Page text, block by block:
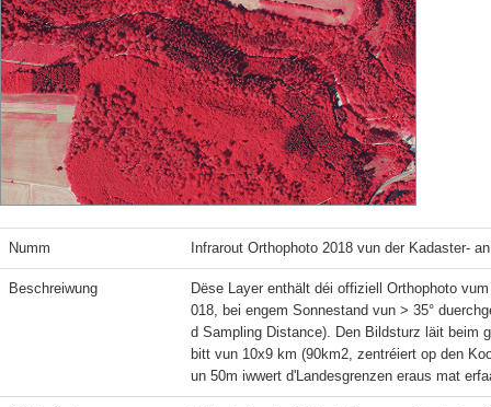
Numm Infrarout Orthophoto 2018 vun der Kadaster-
Beschreiwung
Dëse Layer enthält déi offiziell Orthophoto
018, bei engem Sonnestand vun > 35°
d Sampling Distance). Den Bildsturz läit beim
bitt vun 10x9 km (90km2, zentréiert op den
un 50m iwwert d'Landesgrenzen eraus mat